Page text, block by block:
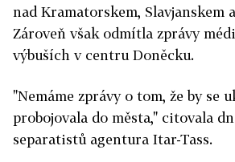
nad Kramatorskem, Slavjanskem
Zároveň však odmítla zprávy
výbuších v centru Doněcku.
"Nemáme zprávy o tom, že by se
probojovala do města," citovala
separatistů agentura Itar-Tass.